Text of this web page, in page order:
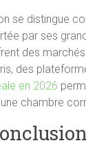
se distingue
par ses
des
des
en 2026
chambre